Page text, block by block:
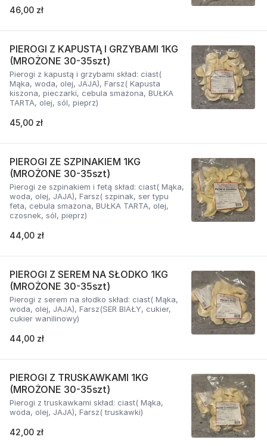
46,00 zł
PIEROGI Z KAPUSTĄ I GRZYBAMI 1KG
(MROŻONE 30-35szt)
Pierogi z kapustą i grzybami skład: ciast(
Mąka, woda, olej, JAJA), Farsz( Kapusta
kiszona, pieczarki, cebula smażona, BUŁKA
TARTA, olej, sól, pieprz)
45,00 zł
PIEROGI ZE SZPINAKIEM 1KG
(MROŻONE 30-35szt)
Pierogi ze szpinakiem i fetą skład: ciast( Mąka,
woda, olej, JAJA), Farsz( szpinak, ser typu
feta, cebula smażona, BUŁKA TARTA, olej,
czosnek, sól, pieprz)
44,00 zł
PIEROGI Z SEREM NA SŁODKO 1KG
(MROŻONE 30-35szt)
Pierogi z serem na słodko skład: ciast( Mąka,
woda, olej, JAJA), Farsz(SER BIAŁY, cukier,
cukier wanilinowy)
44,00 zł
PIEROGI Z TRUSKAWKAMI 1KG
(MROŻONE 30-35szt)
Pierogi z truskawkami skład: ciast( Mąka,
woda, olej, JAJA), Farsz( truskawki)
42,00 zł